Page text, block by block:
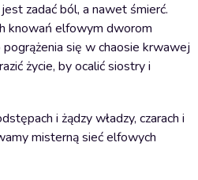
zadać ból, a nawet śmierć.
knowań elfowym dworom
się w chaosie krwawej
życie, by ocalić siostry i
i żądzy władzy, czarach i
misterną sieć elfowych